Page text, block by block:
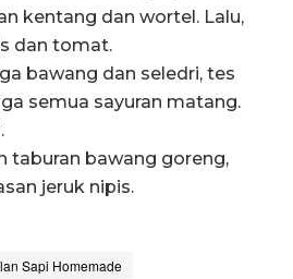
kentang dan wortel. Lalu,
dan tomat.
bawang dan seledri, tes
semua sayuran matang.
taburan bawang goreng,
jeruk nipis.
Sapi Homemade